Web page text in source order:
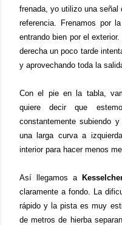
frenada, yo utilizo una señal
referencia. Frenamos por
entrando bien por el
derecha un poco tarde
y aprovechando toda la
Con el pie en la tabla,
quiere decir que
constantemente subiendo
una larga curva a
interior para hacer menos
Así llegamos a
claramente a fondo. La
rápido y la pista es muy
de metros de hierba